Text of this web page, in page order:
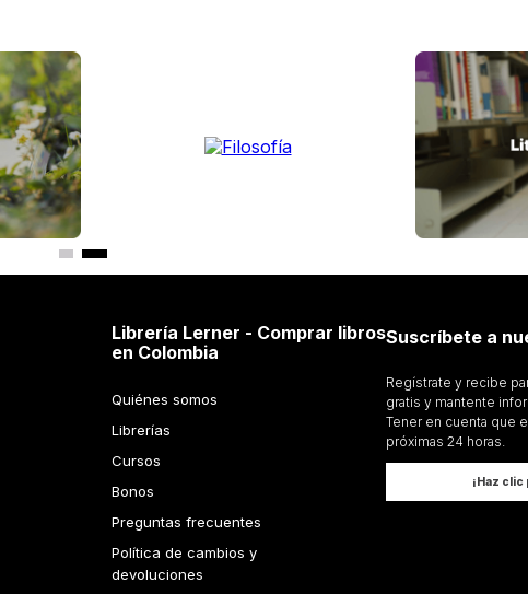
Librería Lerner - Comprar libros
en Colombia
Quiénes somos
Librerías
Cursos
Bonos
Preguntas frecuentes
Política de cambios y
devoluciones
Suscríbete a
Regístrate y recibe
gratis y mantente
Tener en cuenta que
próximas 24 horas.
¡Haz